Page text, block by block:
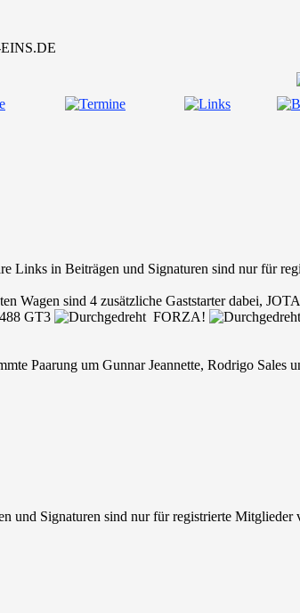
Links in Beiträgen und Signaturen sind nur für
Wagen sind 4 zusätzliche Gaststarter dabei,
GT3
FORZA!
Paarung um Gunnar Jeannette, Rodrigo Sales
und Signaturen sind nur für registrierte